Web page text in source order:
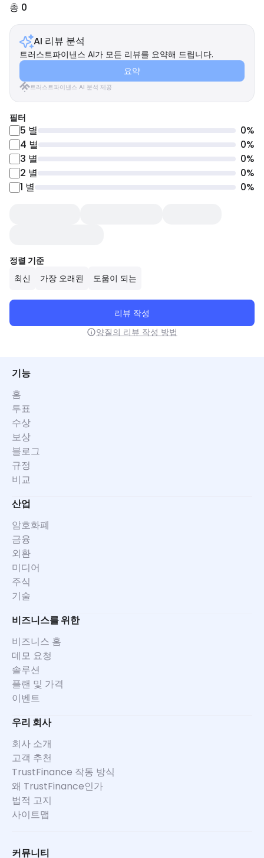
총 0
AI 리뷰 분석
트러스트파이낸스 AI가 모든 리뷰를 요약해 드립니다.
요약
트러스트파이낸스 AI 분석 제공
필터
5 별 0%
4 별 0%
3 별 0%
2 별 0%
1 별 0%
정렬 기준
최신
가장 오래된 도움이 되는
리뷰 작성
양질의 리뷰 작성 방법
기능
홈
투표
수상
보상
블로그
규정
비교
산업
암호화폐
금융
외환
미디어
주식
기술
비즈니스를 위한
비즈니스 홈
데모 요청
솔루션
플랜 및 가격
이벤트
우리 회사
회사 소개
고객 추천
TrustFinance 작동 방식
왜 TrustFinance인가
법적 고지
사이트맵
커뮤니티